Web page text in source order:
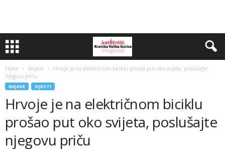
Home Najave
Hrvoje je na električnom biciklu prošao put oko svijeta, poslušajte
njegovu priču
NAJAVE VIJESTI
Hrvoje je na električnom biciklu
prošao put oko svijeta, poslušajte
njegovu priču